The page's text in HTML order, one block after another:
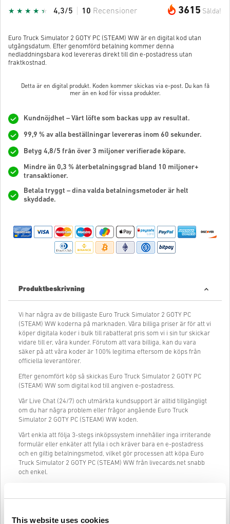
This website uses cookies
3615 Sålda!
4,3/5 10 Recensioner
Euro Truck Simulator 2 GOTY PC (STEAM) WW är en digital kod utan
utgångsdatum. Efter genomförd betalning kommer denna
nedladdningsbara kod levereras direkt till din e-postadress utan
fraktkostnad.
Detta är en digital produkt. Koden kommer skickas via e-post. Du kan få
mer än en kod för vissa produkter.
Kundnöjdhet – Vårt löfte som backas upp av resultat.
99,9 % av alla beställningar levereras inom 60 sekunder.
Betyg 4,8/5 från över 3 miljoner verifierade köpare.
Mindre än 0,3 % återbetalningsgrad bland 10 miljoner+
transaktioner.
Betala tryggt – dina valda betalningsmetoder är helt
skyddade.
Produktbeskrivning
Vi har några av de billigaste Euro Truck Simulator 2 GOTY PC
(STEAM) WW koderna på marknaden. Våra billiga priser är för att vi
köper digitala koder i bulk till rabatterat pris som vi i sin tur skickar
vidare till er, våra kunder. Förutom att vara billiga, kan du vara
säker på att våra koder är 100% legitima eftersom de köps från
officiella leverantörer.
Efter genomfört köp så skickas Euro Truck Simulator 2 GOTY PC
(STEAM) WW som digital kod till angiven e-postadress.
Vår Live Chat (24/7) och utmärkta kundsupport är alltid tillgängligt
om du har några problem eller frågor angående Euro Truck
Simulator 2 GOTY PC (STEAM) WW koden.
Vårt enkla att följa 3-stegs inköpssystem innehåller inga irriterande
formulär eller enkäter att fylla i och kräver bara en e-postadress
och en giltig betalningsmetod, vilket gör processen att köpa Euro
Truck Simulator 2 GOTY PC (STEAM) WW från livecards.net snabb
och enkel.